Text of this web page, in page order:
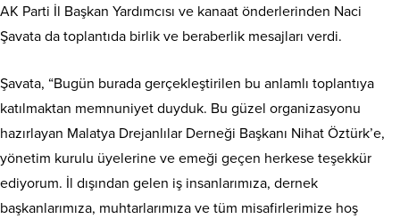
AK Parti İl Başkan Yardımcısı ve kanaat önderlerinden Naci
Şavata da toplantıda birlik ve beraberlik mesajları verdi.
Şavata, “Bugün burada gerçekleştirilen bu anlamlı toplantıya
katılmaktan memnuniyet duyduk. Bu güzel organizasyonu
hazırlayan Malatya Drejanlılar Derneği Başkanı Nihat Öztürk’e,
yönetim kurulu üyelerine ve emeği geçen herkese teşekkür
ediyorum. İl dışından gelen iş insanlarımıza, dernek
başkanlarımıza, muhtarlarımıza ve tüm misafirlerimize hoş